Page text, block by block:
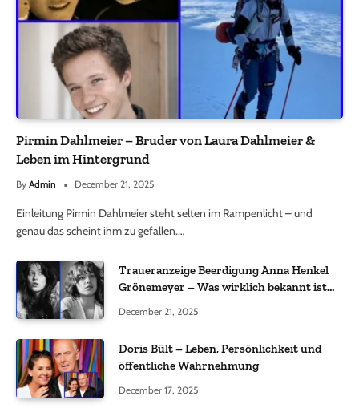
Pirmin Dahlmeier – Bruder von Laura Dahlmeier &
Leben im Hintergrund
By Admin December 21, 2025
Einleitung Pirmin Dahlmeier steht selten im Rampenlicht – und
genau das scheint ihm zu gefallen.…
Traueranzeige Beerdigung Anna Henkel
Grönemeyer – Was wirklich bekannt ist
December 21, 2025
Doris Bült – Leben, Persönlichkeit und
öffentliche Wahrnehmung
December 17, 2025